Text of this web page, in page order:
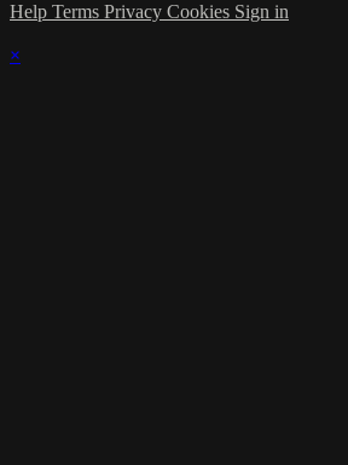
Help Terms Privacy Cookies Sign in
×